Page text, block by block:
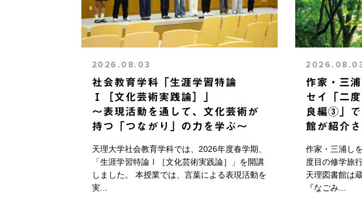
2026.08.03
社会教育学科「生涯学習特論
Ⅰ［文化芸術実践論］」
～表現活動を通して、文化芸術が
持つ「つながり」の力を学ぶ～
天理大学社会教育学科では、2026年度春学期、
「生涯学習特論Ⅰ［文化芸術実践論］」を開講
しました。 本授業では、言葉による表現活動を
実...
作家・三
セイ「二
良編③」で
館が紹介
作家・三浦し
度目の修学旅
天理図書館は
『なごみ...